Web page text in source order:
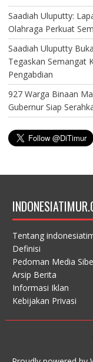
Saadiah Uluputty:
Olahraga Perkuat
Saadiah Uluputty
Tegaskan Semangat
Pengabdian
927 Warga Binaan
Gubernur Siap
Tentang
Definisi
Pedoman Media
Arsip Berita
Informasi Iklan
Kebijakan Privasi